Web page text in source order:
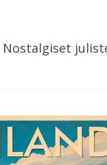
Nostalgiset